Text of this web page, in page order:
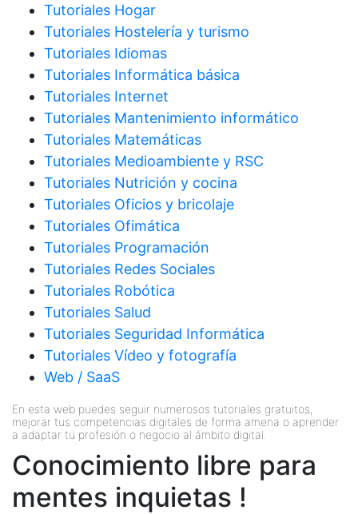
Tutoriales Hogar
Tutoriales Hostelería y turismo
Tutoriales Idiomas
Tutoriales Informática básica
Tutoriales Internet
Tutoriales Mantenimiento informático
Tutoriales Matemáticas
Tutoriales Medioambiente y RSC
Tutoriales Nutrición y cocina
Tutoriales Oficios y bricolaje
Tutoriales Ofimática
Tutoriales Programación
Tutoriales Redes Sociales
Tutoriales Robótica
Tutoriales Salud
Tutoriales Seguridad Informática
Tutoriales Vídeo y fotografía
Web / SaaS
En esta web puedes seguir numerosos tutoriales gratuitos,
mejorar tus competencias digitales de forma amena o aprender
a adaptar tu profesión o negocio al ámbito digital.
Conocimiento libre para
mentes inquietas !